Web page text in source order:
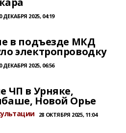
ДЕКАБРЯ 2025, 04:19
в подъезде МКД
электропроводку
ДЕКАБРЯ 2025, 06:56
ЧП в Урняке,
Новой Орье
28 ОКТЯБРЯ 2025, 11:04